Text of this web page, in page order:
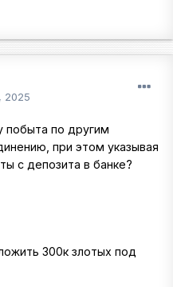
2025
побыта по другим
при этом указывая
с депозита в банке?
300к злотых под